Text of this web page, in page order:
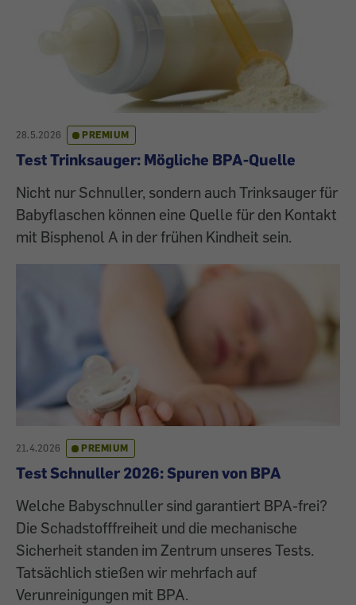
28.5.2026 PREMIUM
Test Trinksauger: Mögliche BPA-Quelle
Nicht nur Schnuller, sondern auch Trinksauger für
Babyflaschen können eine Quelle für den Kontakt
mit Bisphenol A in der frühen Kindheit sein.
21.4.2026 PREMIUM
Test Schnuller 2026: Spuren von BPA
Welche Babyschnuller sind garantiert BPA-frei?
Die Schadstofffreiheit und die mechanische
Sicherheit standen im Zentrum unseres Tests.
Tatsächlich stießen wir mehrfach auf
Verunreinigungen mit BPA.